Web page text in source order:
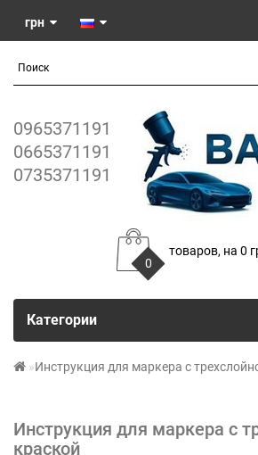
грн
0965371191
0665371191
0735371191
0
товаров, на 0
Категории
Инструкция для маркера с
Инструкция для маркера с
краской